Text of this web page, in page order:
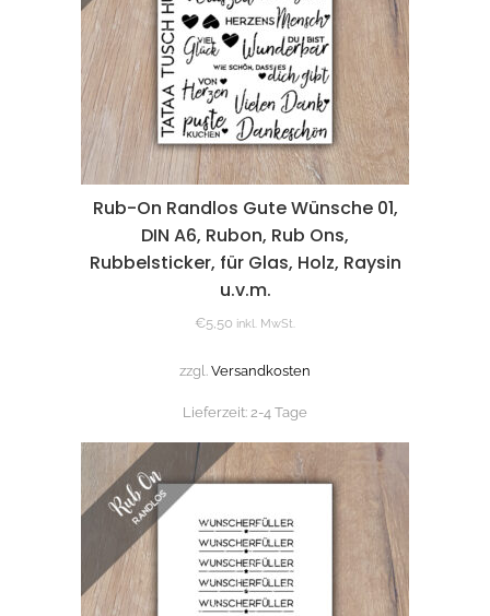
Rub-On Randlos Gute Wünsche 01,
DIN A6, Rubon, Rub Ons,
Rubbelsticker, für Glas, Holz, Raysin
u.v.m.
€5,50 inkl. MwSt.
zzgl. Versandkosten
Lieferzeit: 2-4 Tage